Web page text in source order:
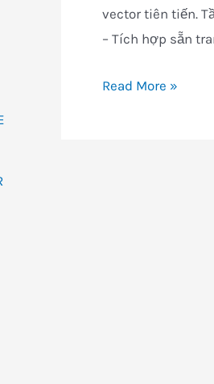
vector tiên tiến.
– Tích hợp sẵn
Sửa
Read More »